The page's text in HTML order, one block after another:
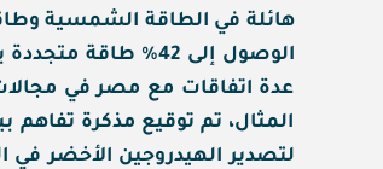
هائلة في الطاقة الشمسية
عدة اتفاقات مع مصر في
المثال، تم توقيع مذكرة
لتصدير الهيدروجين الأخضر في